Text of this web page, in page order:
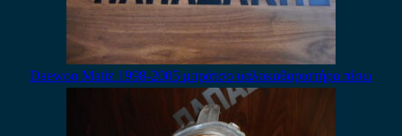
Daewoo Matiz 1998-2005 μπράτσο υαλοκαθαριστήρα πίσω